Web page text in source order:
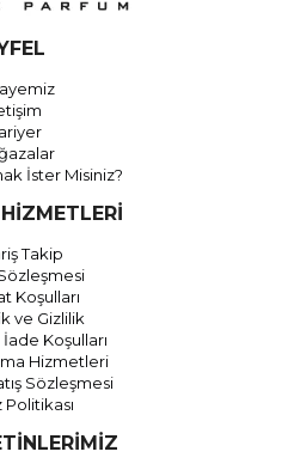
İster Misiniz?
Takip
Koşulları
ve Gizlilik
Koşulları
Hizmetleri
Sözleşmesi